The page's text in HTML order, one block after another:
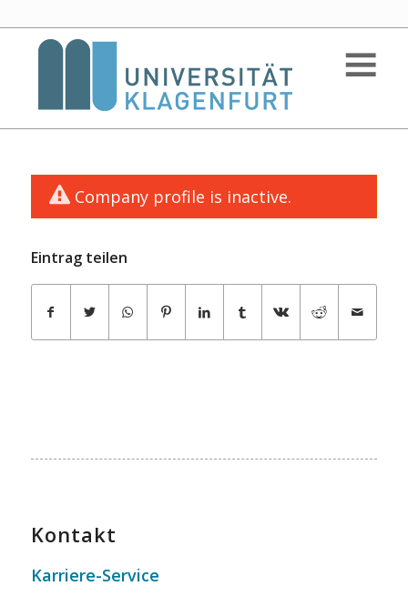
Company profile is inactive.
Eintrag teilen
Kontakt
Karriere-Service